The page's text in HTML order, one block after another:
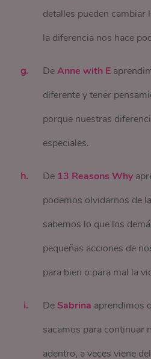
detalles pueden cambiar
la diferencia nos hace
DeAnne with E
diferente y tener
porque nuestras
especiales.
De 13 Reasons Why
podemos olvidarnos de
sabemos lo que los
pequeñas acciones de
para bien o para mal la
De Sabrina aprendimos
sacamos para continuar
adentro, a veces viene